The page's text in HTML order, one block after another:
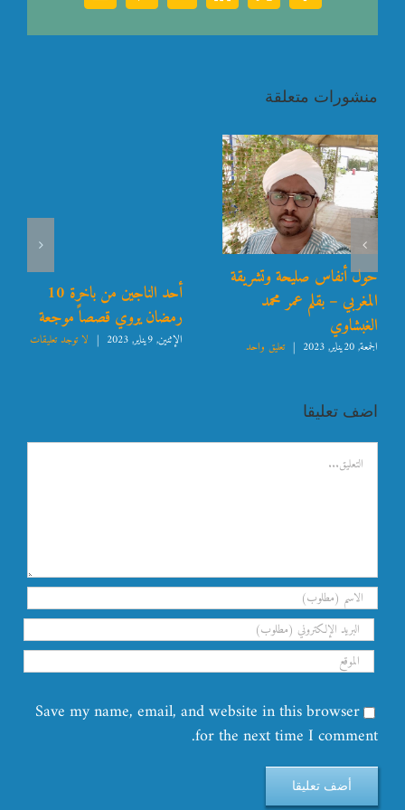
منشورات متعلقة
حول أنفاس صليحة وتشريقة
المغربي – بقلم عمر محمد
الغبشاوي
الجمعة, 20يناير, 2023 | تعليق واحد
أحد الناجين من باخرة 10
رمضان يروي قصصاً موجعة
الإثنين, 9يناير, 2023 | لا توجد تعليقات
اضف تعليقا
تعليق
Save my name, email, and website in this browser
for the next time I comment.